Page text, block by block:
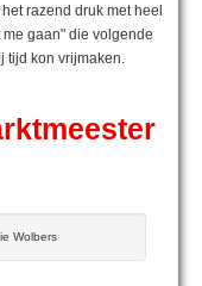
razend druk met heel
gaan" die volgende
tijd kon vrijmaken.
Wolbers